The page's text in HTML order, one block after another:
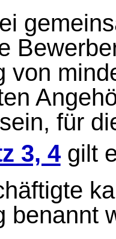
von
für
3, 4gilt
benannt